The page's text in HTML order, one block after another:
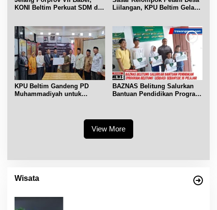
KONI Beltim Perkuat SDM di
Liilangan, KPU Beltim Gelar
KPU Beltim Gandeng PD
Muhammadiyah untuk
BAZNAS Belitung Salurkan
Bantuan Pendidikan Program
View More
Wisata